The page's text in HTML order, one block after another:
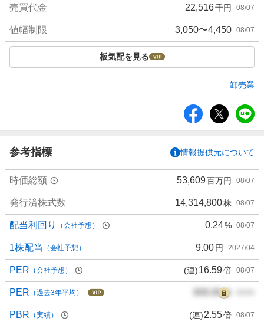
売買代金 22,516千円 08/07
値幅制限 3,050〜4,450 08/07
板気配を見る
卸売業
ア
参考指標 情報提供元について
時価総額 53,609百万円 08/07
発行済株式数 14,314,800株 08/07
配当利回り （会社予想） 0.24% 08/07
1株配当 （会社予想） 9.00円 2027/04
PER （会社予想） (連)16.59倍 08/07
PER （過去3年平均） 000.00倍
PBR （実績） (連)2.55倍 08/07